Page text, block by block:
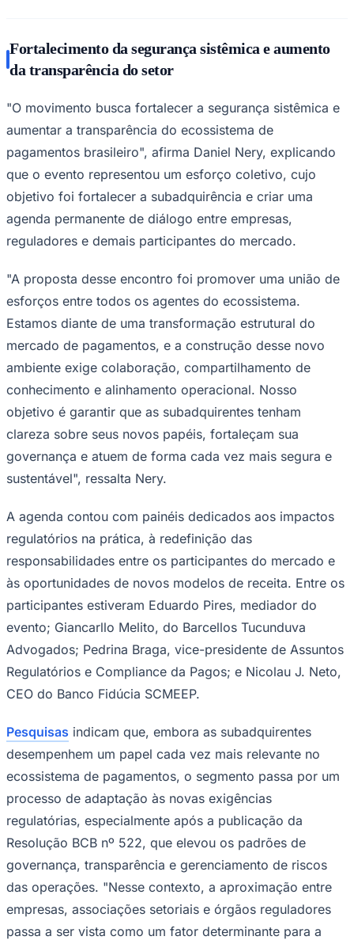
Corinthians
Fortalecimento da segurança sistêmica e aumento
da transparência do setor
"O movimento busca fortalecer a segurança sistêmica e
aumentar a transparência do ecossistema de
pagamentos brasileiro", afirma Daniel Nery, explicando
que o evento representou um esforço coletivo, cujo
objetivo foi fortalecer a subadquirência e criar uma
agenda permanente de diálogo entre empresas,
reguladores e demais participantes do mercado.
"A proposta desse encontro foi promover uma união de
esforços entre todos os agentes do ecossistema.
Estamos diante de uma transformação estrutural do
mercado de pagamentos, e a construção desse novo
ambiente exige colaboração, compartilhamento de
conhecimento e alinhamento operacional. Nosso
objetivo é garantir que as subadquirentes tenham
clareza sobre seus novos papéis, fortaleçam sua
governança e atuem de forma cada vez mais segura e
sustentável", ressalta Nery.
A agenda contou com painéis dedicados aos impactos
regulatórios na prática, à redefinição das
responsabilidades entre os participantes do mercado e
às oportunidades de novos modelos de receita. Entre os
participantes estiveram Eduardo Pires, mediador do
evento; Giancarllo Melito, do Barcellos Tucunduva
Advogados; Pedrina Braga, vice-presidente de Assuntos
Regulatórios e Compliance da Pagos; e Nicolau J. Neto,
CEO do Banco Fidúcia SCMEEP.
Pesquisas indicam que, embora as subadquirentes
desempenhem um papel cada vez mais relevante no
ecossistema de pagamentos, o segmento passa por um
processo de adaptação às novas exigências
regulatórias, especialmente após a publicação da
Resolução BCB nº 522, que elevou os padrões de
governança, transparência e gerenciamento de riscos
das operações. "Nesse contexto, a aproximação entre
empresas, associações setoriais e órgãos reguladores
passa a ser vista como um fator determinante para a